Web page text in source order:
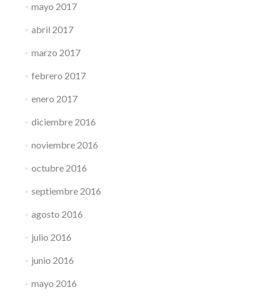
mayo 2017
abril 2017
marzo 2017
febrero 2017
enero 2017
diciembre 2016
noviembre 2016
octubre 2016
septiembre 2016
agosto 2016
julio 2016
junio 2016
mayo 2016